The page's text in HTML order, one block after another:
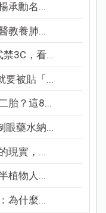
承勳名...
教養肺...
3C，看...
要被貼「...
胎？這8...
眼藥水納...
現實，...
植物人...
為什麼...